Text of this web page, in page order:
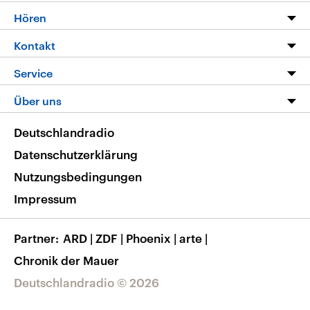
Programm
Die Nachrichten
Nachrichtenleicht
Neue Beiträge auf dlf.de
Hören
Livestream
Podcasts
Deutschlandfunk App
Nachrichten App
Frequenzen
Kontakt
Hörerservice
Service
FAQ
Veranstaltungen
Musikliste
RSS
Über uns
Barrierefreiheit
Deutschlandradio © 2026
Deutschlandradio
Datenschutzerklärung
Nutzungsbedingungen
Impressum
Partner ARD | ZDF | Phoenix | arte |
Chronik der Mauer